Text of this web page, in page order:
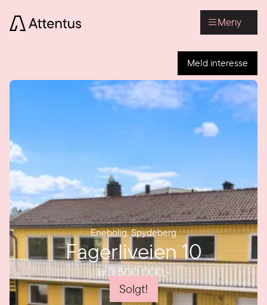
Meny
Meld interesse
Enebolig,Spydeberg
Fagerliveien 10
kr 3 500 000,-
Solgt!